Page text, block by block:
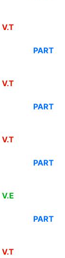
V.T
PART
V.T
PART
V.T
PART
V.E
PART
V.T